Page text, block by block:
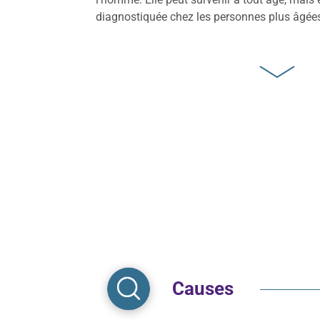
diagnostiquée chez les personnes plus
Causes